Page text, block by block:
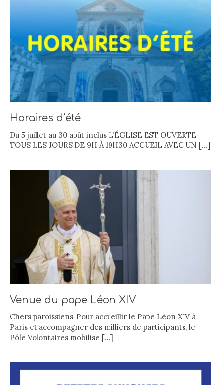
Horaires d’été
Du 5 juillet au 30 août inclus L’ÉGLISE EST OUVERTE
TOUS LES JOURS DE 9H À 19H30 ACCUEIL AVEC UN […]
Venue du pape Léon XIV
Chers paroissiens, Pour accueillir le Pape Léon XIV à
Paris et accompagner des milliers de participants, le
Pôle Volontaires mobilise […]